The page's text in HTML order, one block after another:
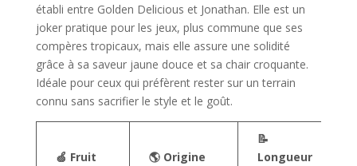
établi entre Golden Delicious et Jonathan. Elle est un
joker pratique pour les jeux, plus commune que ses
compères tropicaux, mais elle assure une solidité
grâce à sa saveur jaune douce et sa chair croquante.
Idéale pour ceux qui préfèrent rester sur un terrain
connu sans sacrifier le style et le goût.
🍏 Fruit 🌎 Origine
📝
Longueur